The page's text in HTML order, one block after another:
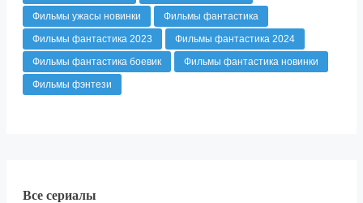
Фильмы ужасы новинки
Фильмы фантастика
Фильмы фантастика 2023
Фильмы фантастика 2024
Фильмы фантастика боевик
Фильмы фантастика новинки
Фильмы фэнтези
Все сериалы